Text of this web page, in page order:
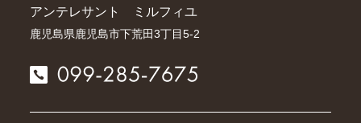
アンテレサント ミルフィユ
鹿児島県鹿児島市下荒田3丁目5-2